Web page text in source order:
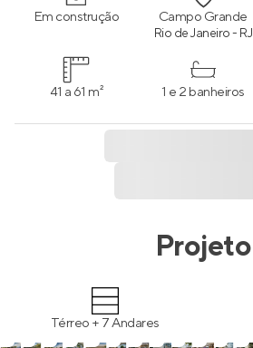
Em construção Campo Grande
Rio de Janeiro - RJ
41 a 61 m² 1 e 2 banheiros
Projeto
Térreo + 7 Andares